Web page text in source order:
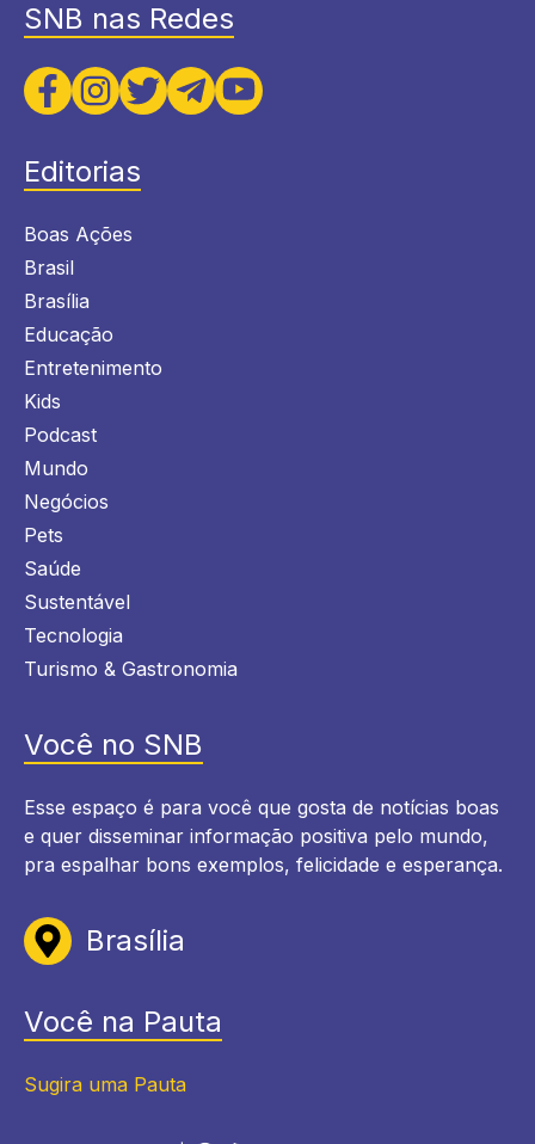
SNB nas Redes
Editorias
Boas Ações
Brasil
Brasília
Educação
Entretenimento
Kids
Podcast
Mundo
Negócios
Pets
Saúde
Sustentável
Tecnologia
Turismo & Gastronomia
Você no SNB
Esse espaço é para você que gosta de notícias boas
e quer disseminar informação positiva pelo mundo,
pra espalhar bons exemplos, felicidade e esperança.
Brasília
Você na Pauta
Sugira uma Pauta